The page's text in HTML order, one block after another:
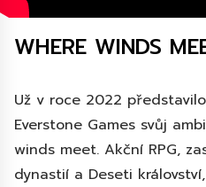
WHERE WINDS
Už v roce 2022
Everstone Games svůj
winds meet. Akční RPG,
dynastií a Deseti